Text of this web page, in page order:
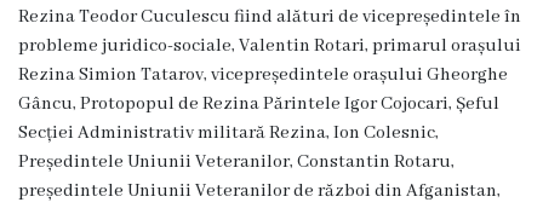
Grădinița
nr.1
,,Leagănul
copilăriei”
Rezina Teodor Cuculescu fiind alături de vicepreședintele în
probleme juridico-sociale, Valentin Rotari, primarul orașului
Rezina Simion Tatarov, vicepreședintele orașului Gheorghe
Gâncu, Protopopul de Rezina Părintele Igor Cojocari, Șeful
Secției Administrativ militară Rezina, Ion Colesnic,
Președintele Uniunii Veteranilor, Constantin Rotaru,
președintele Uniunii Veteranilor de război din Afganistan,